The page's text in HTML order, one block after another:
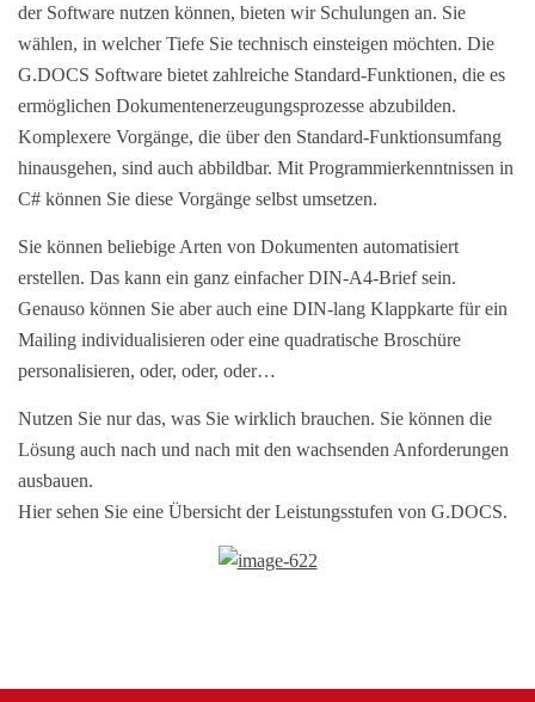
der Software nutzen können, bieten wir Schulungen an. Sie
wählen, in welcher Tiefe Sie technisch einsteigen möchten. Die
G.DOCS Software bietet zahlreiche Standard-Funktionen, die es
ermöglichen Dokumentenerzeugungsprozesse abzubilden.
Komplexere Vorgänge, die über den Standard-Funktionsumfang
hinausgehen, sind auch abbildbar. Mit Programmierkenntnissen in
C# können Sie diese Vorgänge selbst umsetzen.
Sie können beliebige Arten von Dokumenten automatisiert
erstellen. Das kann ein ganz einfacher DIN-A4-Brief sein.
Genauso können Sie aber auch eine DIN-lang Klappkarte für ein
Mailing individualisieren oder eine quadratische Broschüre
personalisieren, oder, oder, oder…
Nutzen Sie nur das, was Sie wirklich brauchen. Sie können die
Lösung auch nach und nach mit den wachsenden Anforderungen
ausbauen.
Hier sehen Sie eine Übersicht der Leistungsstufen von G.DOCS.